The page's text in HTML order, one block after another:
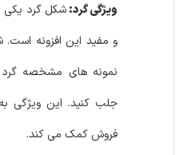
ویژگی گرد:شکل گرد یکی
و مفید این افزونه است.
نمونه های مشخصه گرد
جلب کنید. این ویژگی به
فروش کمک می کند.